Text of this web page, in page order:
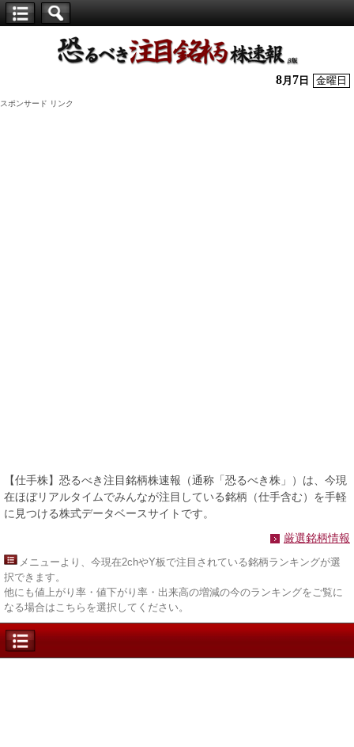
株】
8月 7 日 金曜日
スポンサード リンク
【仕手株】恐るべき注目銘柄株速報（通称「恐るべき株」）は、今現
在ほぼリアルタイムでみんなが注目している銘柄（仕手含む）を手軽
に見つける株式データベースサイトです。
厳選銘柄情報
メニューより、今現在2chやY板で注目されている銘柄ランキングが選
択できます。
他にも値上がり率・値下がり率・出来高の増減の今のランキングをご覧に
なる場合はこちらを選択してください。